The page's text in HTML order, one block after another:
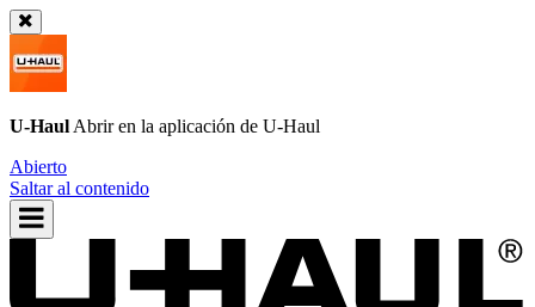
U-Haul Abrir en la aplicación de U-Haul
Abierto
Saltar al contenido